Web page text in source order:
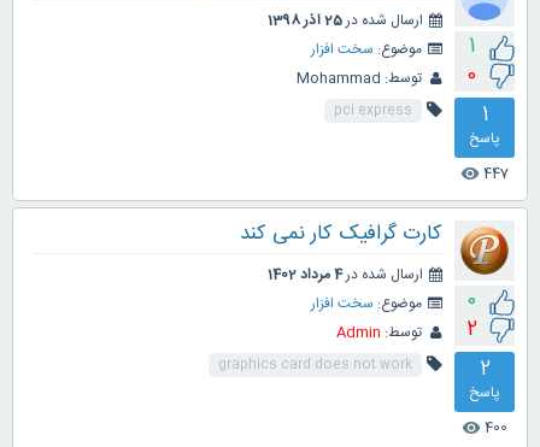
1
0
1
پاسخ
447
visibility
ارسال شده در25 آذر 1398
موضوع: سخت افزار
توسط: Mohammad
pci express
0
2
2
پاسخ
400
visibility
کارت گرافیک کار نمی کند
ارسال شده در4 مرداد 1402
موضوع: سخت افزار
توسط: Admin
graphics card does not work